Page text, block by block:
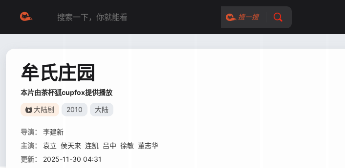
搜一搜
牟氏庄园
本片由茶杯狐cupfox提供播放
大陆剧 2010 大陆
导演：
李建新
主演：
袁立 侯天来 连凯 吕中 徐敏 董志华
更新：
2025-11-30 04:31